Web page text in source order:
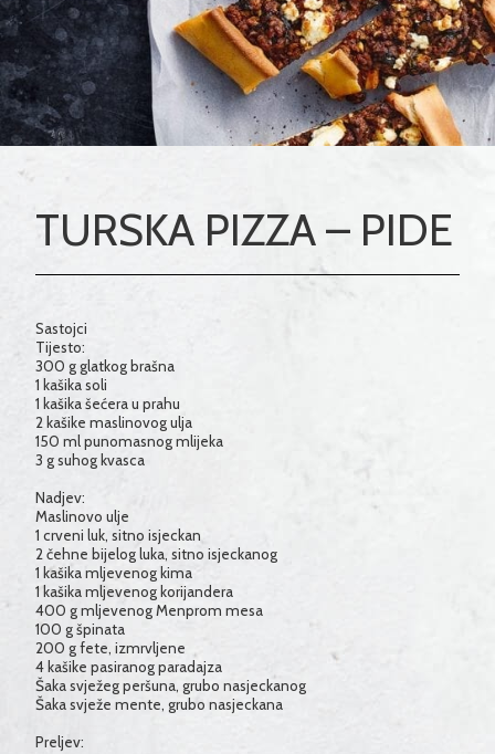
TURSKA PIZZA – PIDE
Sastojci
Tijesto:
300 g glatkog brašna
1 kašika soli
1 kašika šećera u prahu
2 kašike maslinovog ulja
150 ml punomasnog mlijeka
3 g suhog kvasca
Nadjev:
Maslinovo ulje
1 crveni luk, sitno isjeckan
2 čehne bijelog luka, sitno isjeckanog
1 kašika mljevenog kima
1 kašika mljevenog korijandera
400 g mljevenog Menprom mesa
100 g špinata
200 g fete, izmrvljene
4 kašike pasiranog paradajza
Šaka svježeg peršuna, grubo nasjeckanog
Šaka svježe mente, grubo nasjeckana
Preljev: